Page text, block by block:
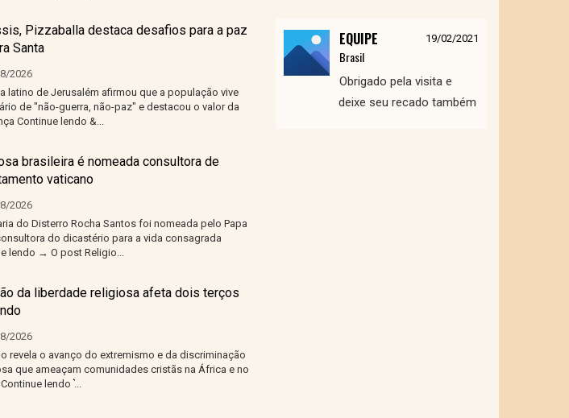
Pizzaballa destaca desafios para a paz
Santa
2026
latino de Jerusalém afirmou que a população vive
de "não-guerra, não-paz" e destacou o valor da
Continue lendo &...
brasileira é nomeada consultora de
vaticano
2026
do Disterro Rocha Santos foi nomeada pelo Papa
do dicastério para a vida consagrada
lendo → O post Religio...
da liberdade religiosa afeta dois terços
2026
revela o avanço do extremismo e da discriminação
que ameaçam comunidades cristãs na África e no
lendo ͛...
EQUIPE 19/02/2021
Brasil
Obrigado pela visita e
deixe seu recado também